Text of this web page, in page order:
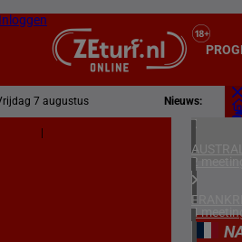
Inloggen
7 augustus Nieuws:
2
4